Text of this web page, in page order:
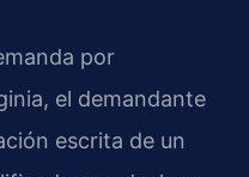
por
el demandante
escrita de un